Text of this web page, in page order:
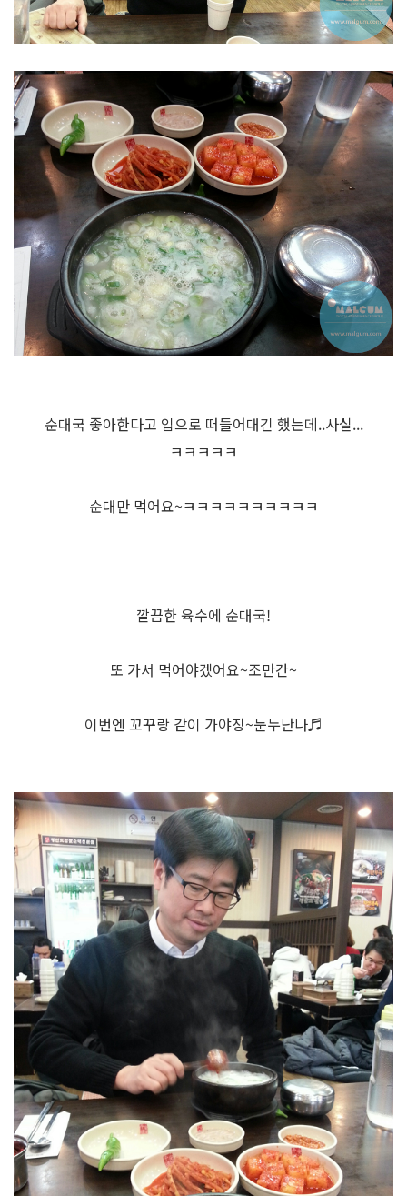
순대국 좋아한다고 입으로 떠들어대긴 했는데..사실...
ㅋㅋㅋㅋㅋ
순대만 먹어요~ㅋㅋㅋㅋㅋㅋㅋㅋㅋㅋ
깔끔한 육수에 순대국!
또 가서 먹어야겠어요~조만간~
이번엔 꼬꾸랑 같이 가야징~눈누난나♬